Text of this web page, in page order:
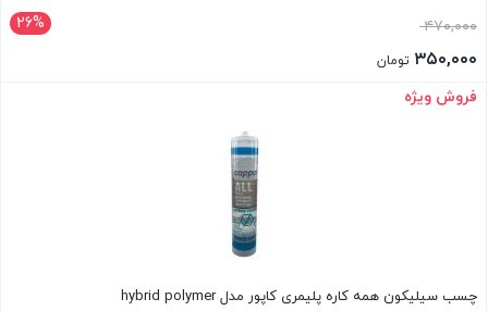
26% ۴۷۰,۰۰۰قیمت
اصلی:۳۵۰,۰۰۰ تومان
قیمت
بستن
فروش ویژه
چسب سیلیکون همه کاره پلیمری کاپور مدل hybrid polymer